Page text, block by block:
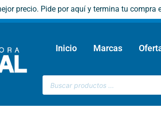
precio. Pide por aquí y termina tu compra
Inicio Marcas